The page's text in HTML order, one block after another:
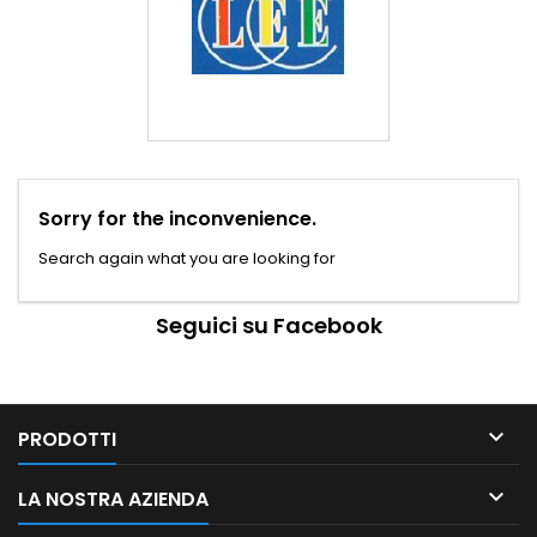
Sorry for the inconvenience.
Search again what you are looking for
Seguici su Facebook
PRODOTTI 
LA NOSTRA AZIENDA 